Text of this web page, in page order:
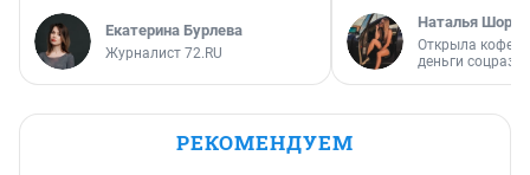
Екатерина Бурлева
Журналист 72.RU
Наталья
Открыла
деньги
РЕКОМЕНДУЕМ